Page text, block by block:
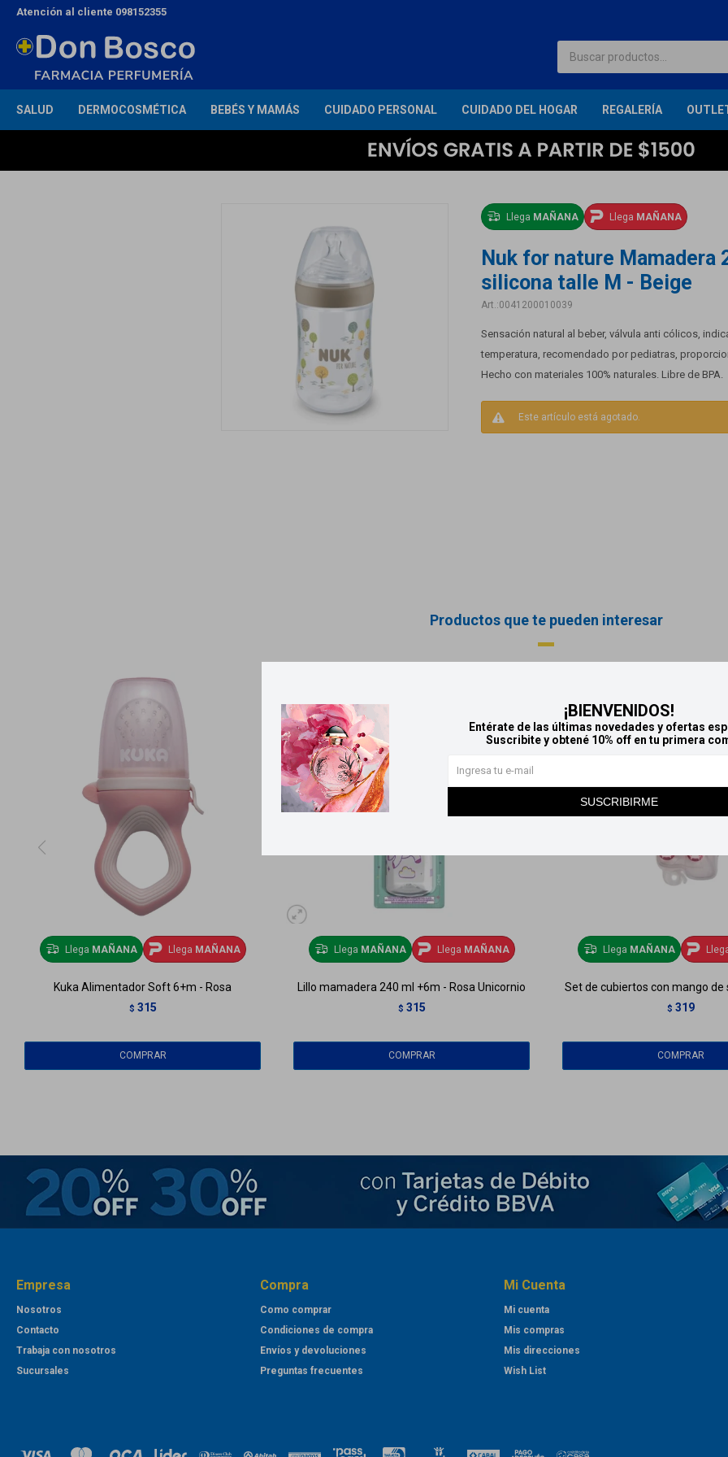
¡BIENVENIDOS!
Entérate de las últimas novedades y ofertas
Suscribite y obtené 10% off en tu primera
SUSCRIBIRME
SALUD DERMOCOSMÉTICA BEBÉS Y MAMÁS CUIDADO PERSONAL CUIDADO DEL HOGAR REGALERÍA
Atención al cliente 098152355
Llega MAÑANA Llega MAÑANA
Nuk for nature Mamadera
silicona talle M - Beige
0041200010039
Sensación natural al beber, válvula anti cólicos,
temperatura, recomendado por pediatras,
Hecho con materiales 100% naturales. Libre de BPA.
Este artículo está agotado.
Productos que te pueden interesar
Llega MAÑANA Llega MAÑANA
Kuka Alimentador Soft 6+m - Rosa
$ 315
Llega MAÑANA Llega MAÑANA
Lillo mamadera 240 ml +6m - Rosa Unicornio
$ 315
Llega MAÑANA
Set de cubiertos con mango de
$ 319
Empresa
Nosotros
Contacto
Trabaja con nosotros
Sucursales
Compra
Como comprar
Condiciones de compra
Envíos y devoluciones
Preguntas frecuentes
Mi Cuenta
Mi cuenta
Mis compras
Mis direcciones
Wish List